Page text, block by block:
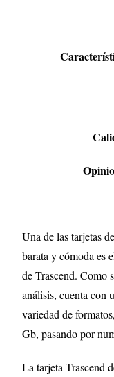
Una de las tarjetas
barata y cómoda es
de Trascend. Como
análisis, cuenta con
variedad de
Gb, pasando por
La tarjeta Trascend